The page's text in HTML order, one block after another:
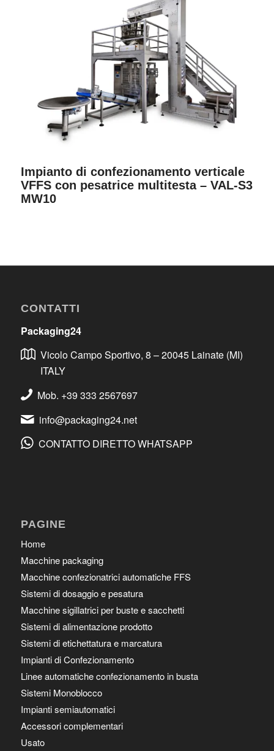
Impianto di confezionamento verticale
VFFS con pesatrice multitesta – VAL-S3
MW10
CONTATTI
Packaging24
Vicolo Campo Sportivo, 8 – 20045 Lainate (MI)
ITALY
Mob. +39 333 2567697
info@packaging24.net
CONTATTO DIRETTO WHATSAPP
PAGINE
Home
Macchine packaging
Macchine confezionatrici automatiche FFS
Sistemi di dosaggio e pesatura
Macchine sigillatrici per buste e sacchetti
Sistemi di alimentazione prodotto
Sistemi di etichettatura e marcatura
Impianti di Confezionamento
Linee automatiche confezionamento in busta
Sistemi Monoblocco
Impianti semiautomatici
Accessori complementari
Usato